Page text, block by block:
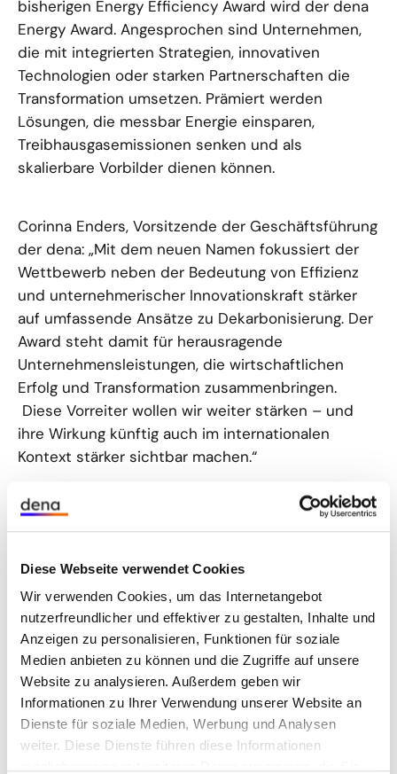
Diese Webseite verwendet Cookies
Wir verwenden Cookies, um das Internetangebot
nutzerfreundlicher und effektiver zu gestalten, Inhalte und
Anzeigen zu personalisieren, Funktionen für soziale
Medien anbieten zu können und die Zugriffe auf unsere
Website zu analysieren. Außerdem geben wir
Informationen zu Ihrer Verwendung unserer Website an
Dienste für soziale Medien, Werbung und Analysen
weiter. Diese Dienste führen diese Informationen
bisherigen Energy Efficiency Award wird der dena
Energy Award. Angesprochen sind Unternehmen,
die mit integrierten Strategien, innovativen
Technologien oder starken Partnerschaften die
Transformation umsetzen. Prämiert werden
Lösungen, die messbar Energie einsparen,
Treibhausgasemissionen senken und als
skalierbare Vorbilder dienen können.
Corinna Enders, Vorsitzende der Geschäftsführung
der dena: „Mit dem neuen Namen fokussiert der
Wettbewerb neben der Bedeutung von Effizienz
und unternehmerischer Innovationskraft stärker
auf umfassende Ansätze zu Dekarbonisierung. Der
Award steht damit für herausragende
Unternehmensleistungen, die wirtschaftlichen
Erfolg und Transformation zusammenbringen.
Diese Vorreiter wollen wir weiter stärken – und
ihre Wirkung künftig auch im internationalen
Kontext stärker sichtbar machen.“
Seit 2007 haben sich mehr als 1.700 Unternehmen
um eine Auszeichnung beworben, 78 Projekte
wird in drei Kategorien und mit einem
Publikumspreis vergeben:
Move forward!– Integrierte Strategien und
Maßnahmen für Klimaneutralität
Ausgezeichnet werden ganzheitliche
Klimaschutzstrategien mit konkreten Projekten, die
maßgeblich zur Dekarbonisierung und zum